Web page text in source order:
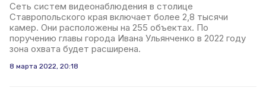
Сеть систем видеонаблюдения в столице
Ставропольского края включает более 2,8 тысячи
камер. Они расположены на 255 объектах. По
поручению главы города Ивана Ульянченко в 2022 году
зона охвата будет расширена.
8 марта 2022, 20:18